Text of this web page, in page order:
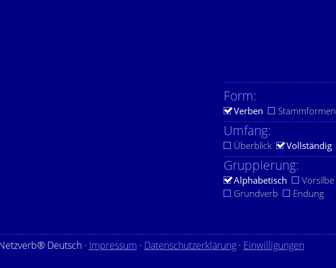
Form:
Verben Stammformen
Umfang:
Überblick Vollständig
Gruppierung:
Alphabetisch
Vorsilbe
Grundverb
Endung
Deutsch · Impressum · Datenschutzerklärung· Einwilligungen